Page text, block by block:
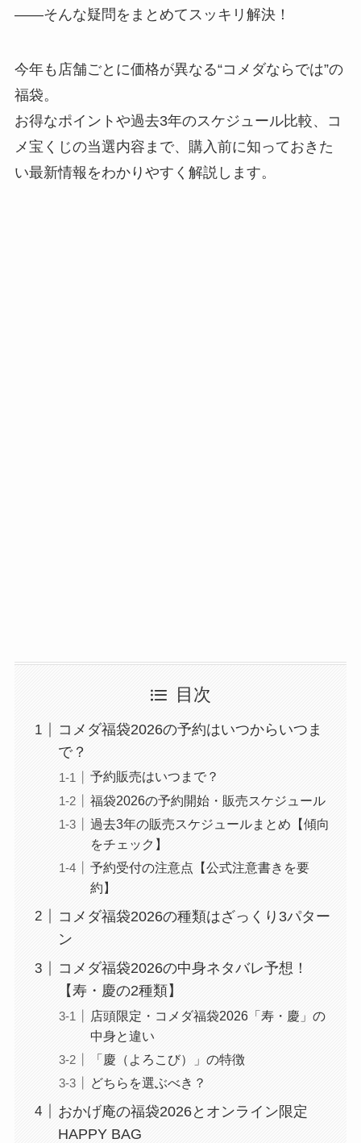
――そんな疑問をまとめてスッキリ解決！
今年も店舗ごとに価格が異なる“コメダならでは”の
福袋。
お得なポイントや過去3年のスケジュール比較、コ
メ宝くじの当選内容まで、購入前に知っておきた
い最新情報をわかりやすく解説します。
目次
コメダ福袋2026の予約はいつからいつま
で？
予約販売はいつまで？
福袋2026の予約開始・販売スケジュール
過去3年の販売スケジュールまとめ【傾向
をチェック】
予約受付の注意点【公式注意書きを要
約】
コメダ福袋2026の種類はざっくり3パター
ン
コメダ福袋2026の中身ネタバレ予想！
【寿・慶の2種類】
店頭限定・コメダ福袋2026「寿・慶」の
中身と違い
「慶（よろこび）」の特徴
どちらを選ぶべき？
おかげ庵の福袋2026とオンライン限定
HAPPY BAG